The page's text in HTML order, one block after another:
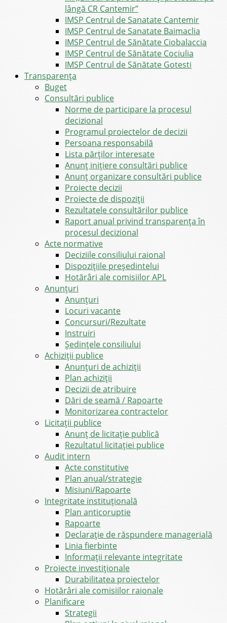
lângă CR Cantemir”
IMSP Centrul de Sanatate Cantemir
IMSP Centrul de Sanatate Baimaclia
IMSP Centrul de Sănătate Ciobalaccia
IMSP Centrul de Sănătate Cociulia
IMSP Centrul de Sănătate Gotesti
Transparența
Buget
Consultări publice
Norme de participare la procesul
decizional
Programul proiectelor de decizii
Persoana responsabilă
Lista părților interesate
Anunț inițiere consultări publice
Anunț organizare consultări publice
Proiecte decizii
Proiecte de dispoziții
Rezultatele consultărilor publice
Raport anual privind transparenţa în
procesul decizional
Acte normative
Deciziile consiliului raional
Dispozițiile președintelui
Hotărâri ale comisiilor APL
Anunţuri
Anunţuri
Locuri vacante
Concursuri/Rezultate
Instruiri
Şedinţele consiliului
Achiziții publice
Anunțuri de achiziții
Plan achiziții
Decizii de atribuire
Dări de seamă / Rapoarte
Monitorizarea contractelor
Licitații publice
Anunț de licitație publică
Rezultatul licitației publice
Audit intern
Acte constitutive
Plan anual/strategie
Misiuni/Rapoarte
Integritate instituțională
Plan anticoruptie
Rapoarte
Declarație de răspundere managerială
Linia fierbinte
Informații relevante integritate
Proiecte investiționale
Durabilitatea proiectelor
Hotărâri ale comisiilor raionale
Planificare
Strategii